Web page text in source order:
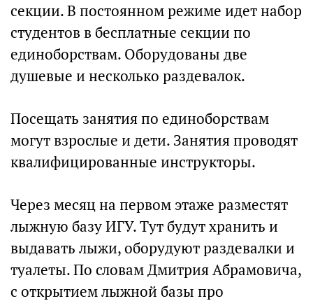
секции. В постоянном режиме идет набор
студентов в бесплатные секции по
единоборствам. Оборудованы две
душевые и несколько раздевалок.
Посещать занятия по единоборствам
могут взрослые и дети. Занятия проводят
квалифицированные инструкторы.
Через месяц на первом этаже разместят
лыжную базу ИГУ. Тут будут хранить и
выдавать лыжи, оборудуют раздевалки и
туалеты. По словам Дмитрия Абрамовича,
с открытием лыжной базы про